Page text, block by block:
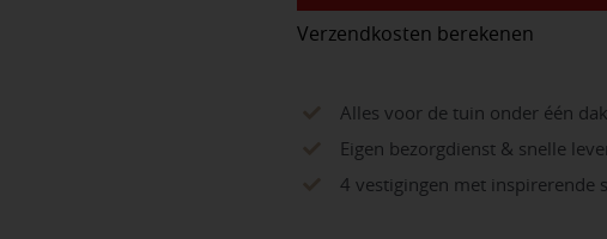
Verzendkosten berekenen
Alles voor de tuin onder één dak
Eigen bezorgdienst & snelle
4 vestigingen met inspirerende